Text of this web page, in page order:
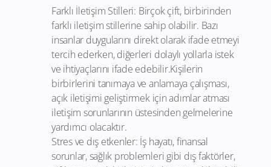
Farklı İletişim Stilleri: Birçok çift, birbirinden
farklı iletişim stillerine sahip olabilir. Bazı
insanlar duygularını direkt olarak ifade etmeyi
tercih ederken, diğerleri dolaylı yollarla istek
ve ihtiyaçlarını ifade edebilir.Kişilerin
birbirlerini tanımaya ve anlamaya çalışması,
açık iletişimi geliştirmek için adımlar atması
iletişim sorunlarının üstesinden gelmelerine
yardımcı olacaktır.
Stres ve dış etkenler: İş hayatı, finansal
sorunlar, sağlık problemleri gibi dış faktörler,